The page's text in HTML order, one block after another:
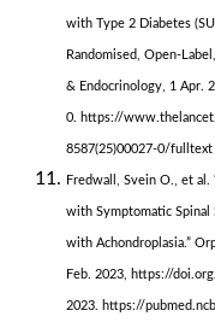
with Type 2 Diabetes
Randomised, Open-
& Endocrinology, 1 Apr.
0. https://
8587(25)00027-0/fulltext
Fredwall, Svein O., et
with Symptomatic Spinal
with Achondroplasia.”
Feb. 2023, https://
2023. https://